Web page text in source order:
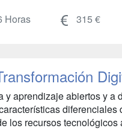
Horas 315 €
aprendizaje abiertos y a
diferenciales
los recursos